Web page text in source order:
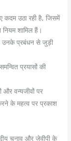
कदम उठा रही है, जिसमें
शामिल हैं।
उनके प्रबंधन से जुड़ी
प्रयासों की
और वन्यजीवों पर
के महत्व पर प्रकाश
चुनाव और जेवीपी के